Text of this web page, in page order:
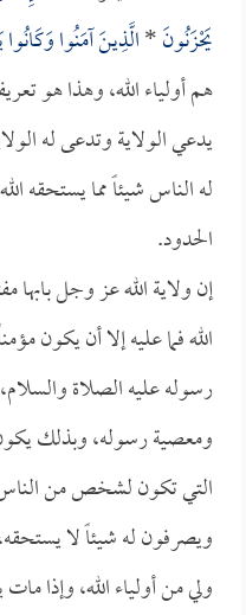
يَحْزَنُونَ*الَّذِينَ آمَنُوا
هم أولياء الله، وهذا هو
يدعي الولاية وتدعى له
له الناس شيئاً مما يستحقه
الحدود.
إن ولاية الله عز وجل
الله فما عليه إلا أن يكون
رسوله عليه الصلاة
ومعصية رسوله، وبذلك يكون
التي تكون لشخص من
ويصرفون له شيئاً لا
ولي من أولياء الله، وإذا